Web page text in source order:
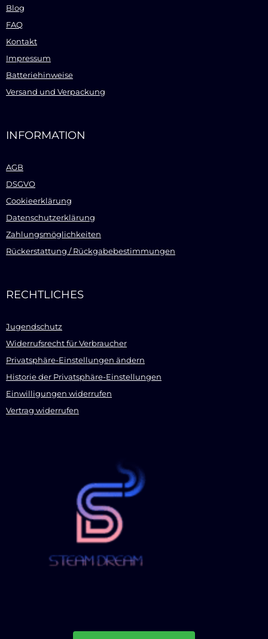
Blog
FAQ
Kontakt
Impressum
Batteriehinweise
Versand und Verpackung
INFORMATION
AGB
DSGVO
Cookieerklärung
Datenschutzerklärung
Zahlungsmöglichkeiten
Rückerstattung / Rückgabebestimmungen
RECHTLICHES
Jugendschutz
Widerrufsrecht für Verbraucher
Privatsphäre-Einstellungen ändern
Historie der Privatsphäre-Einstellungen
Einwilligungen widerrufen
Vertrag widerrufen